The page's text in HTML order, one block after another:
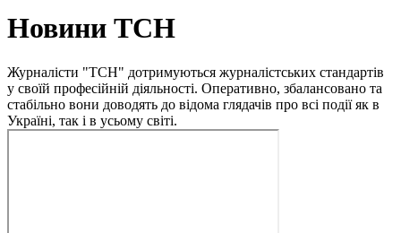
Новини ТСН
Журналісти "ТСН" дотримуються журналістських стандартів
у своїй професійній діяльності. Оперативно, збалансовано та
стабільно вони доводять до відома глядачів про всі події як в
Україні, так і в усьому світі.